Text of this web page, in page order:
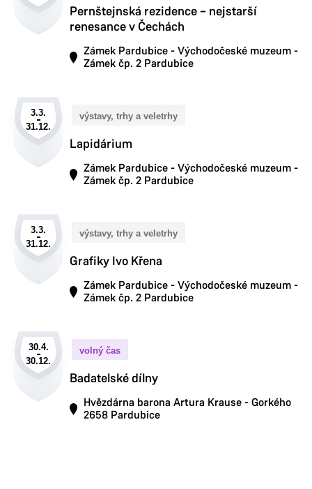
Pernštejnská rezidence – nejstarší
renesance v Čechách
Zámek Pardubice - Východočeské muzeum -
Zámek čp. 2 Pardubice
3.3.
31.12.
výstavy, trhy a veletrhy
Lapidárium
Zámek Pardubice - Východočeské muzeum -
Zámek čp. 2 Pardubice
3.3.
31.12.
výstavy, trhy a veletrhy
Grafiky Ivo Křena
Zámek Pardubice - Východočeské muzeum -
Zámek čp. 2 Pardubice
30.4.
30.12.
volný čas
Badatelské dílny
Hvězdárna barona Artura Krause - Gorkého
2658 Pardubice